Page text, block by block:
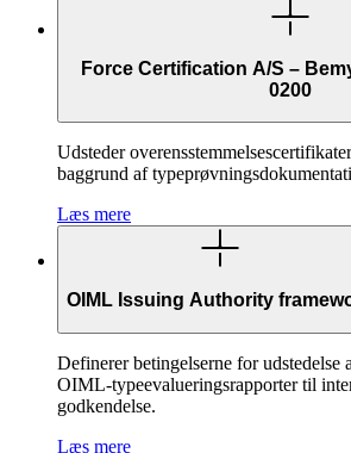
Force Certification A/S –
0200
Udsteder
baggrund af
Læs mere
OIML Issuing Authority
Definerer betingelserne for
OIML-typeevalueringsrapporter til
godkendelse.
Læs mere